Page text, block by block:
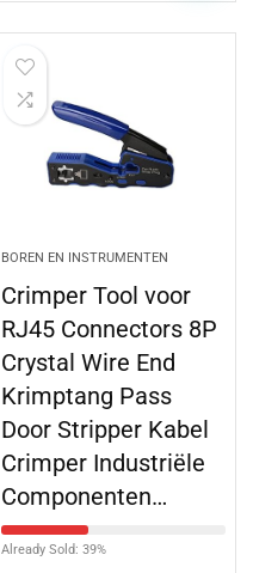
BOREN EN INSTRUMENTEN
Crimper Tool voor
RJ45 Connectors 8P
Crystal Wire End
Krimptang Pass
Door Stripper Kabel
Crimper Industriële
Componenten…
Already Sold: 39%